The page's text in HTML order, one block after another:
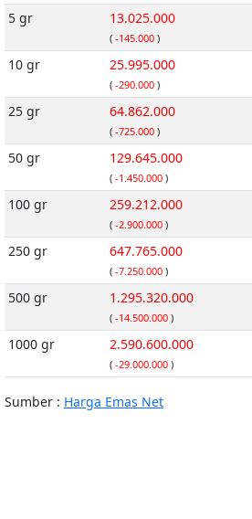
5 gr 13.025.000
( -145.000 )
10 gr 25.995.000
( -290.000 )
25 gr 64.862.000
( -725.000 )
50 gr 129.645.000
( -1.450.000 )
100 gr 259.212.000
( -2.900.000 )
250 gr 647.765.000
( -7.250.000 )
500 gr 1.295.320.000
( -14.500.000 )
1000 gr 2.590.600.000
( -29.000.000 )
Sumber : Harga Emas Net